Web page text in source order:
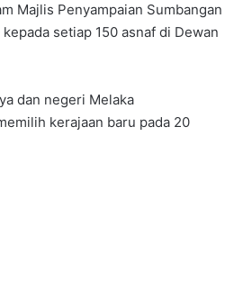
Majlis Penyampaian Sumbangan
setiap 150 asnaf di Dewan
dan negeri Melaka
kerajaan baru pada 20